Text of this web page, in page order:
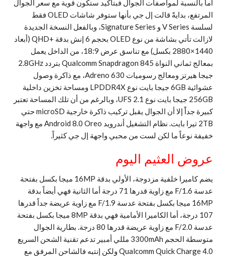
أما بالنسبة لمواصفات الجوال فبتأكيد ستكون قوية مع سعر الجوال
المرتفع، بدايةً قالت إل جي بأنها ستوفر شاشات OLED فقط
لسلسة V Series و Signature Series، وبالفعل النسخة الجديدة
لازالت تأتي بشاشة من نوع OLED بحجم 6 إنش بدقة +QHD (أبعاد
1440×2880 بكسل) مع تناسق عرض 18:9، من الداخل يعمل
بمعالج ثماني النواة Qualcomm Snapdragon 845 بتردد 2.8GHz
جيجا هيرتز ومعالج رسوميات Adreno 630، مع ذاكرة وصول
عشوائية 6GB جيجا بايت نوع LPDDR4X ومساحة تخزين داخلية
256GB جيجا بايت نوع UFS 2.1، وبالرغم من أن تلك المساحة تعتبر
كبيرة جداًَ إلا أن الجوال يقبل تركيب ذاكرة خارجية microSD حتي
2TB تيرا بايت. نظام التشغيل أندرويد Android 8.0 Oreo مع واجهة
خفيفة نوعاً ما لكن لست من محبي واجهة إل جي كثيراً.
عروض العثيم اليوم
يضم كاميرا خلفية مزدوجة، الأولي بدقة 16MP ميجا بكسل بفتحة
عدسة F/1.6 مع زاوية قدرها 71 درجة أما الثانية فهي أيضاً بدقة
16MP ميجا بكسل بفتحة عدسة F/1.9 مع زاوية عريضة جداً قدرها
107 درجة، أما الكاميرا الأمامية فهي بدقة 8MP ميجا بكسل بفتحة
عدسة F/2.0 مع زاوية عريضة قدرها 80 درجة. بطارية الجوال
متوسطة الحجم 3300mAh مللي أمبير تدعم تقنية الشحن السريع
Qualcomm Quick Charge 4.0 ولكن إنتبه فالشاحن المرفق مع